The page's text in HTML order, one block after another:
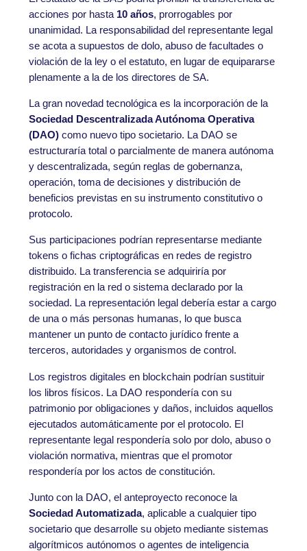
acciones por hasta 10 años, prorrogables por
unanimidad. La responsabilidad del representante legal
se acota a supuestos de dolo, abuso de facultades o
violación de la ley o el estatuto, en lugar de equipararse
plenamente a la de los directores de SA.
La gran novedad tecnológica es la incorporación de la
Sociedad Descentralizada Autónoma Operativa
(DAO)como nuevo tipo societario. La DAO se
estructuraría total o parcialmente de manera autónoma
y descentralizada, según reglas de gobernanza,
operación, toma de decisiones y distribución de
beneficios previstas en su instrumento constitutivo o
protocolo.
Sus participaciones podrían representarse mediante
tokens o fichas criptográficas en redes de registro
distribuido. La transferencia se adquiriría por
registración en la red o sistema declarado por la
sociedad. La representación legal debería estar a cargo
de una o más personas humanas, lo que busca
mantener un punto de contacto jurídico frente a
terceros, autoridades y organismos de control.
Los registros digitales en blockchain podrían sustituir
los libros físicos. La DAO respondería con su
patrimonio por obligaciones y daños, incluidos aquellos
ejecutados automáticamente por el protocolo. El
representante legal respondería solo por dolo, abuso o
violación normativa, mientras que el promotor
respondería por los actos de constitución.
Junto con la DAO, el anteproyecto reconoce la
Sociedad Automatizada, aplicable a cualquier tipo
societario que desarrolle su objeto mediante sistemas
algorítmicos autónomos o agentes de inteligencia